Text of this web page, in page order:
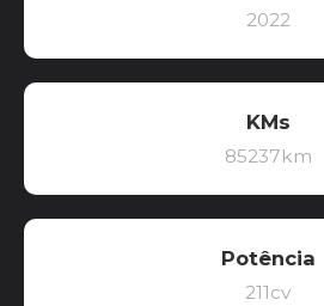
2022
KMs
85237km
Potência
211cv